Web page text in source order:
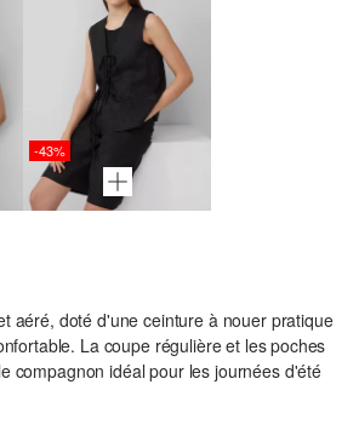
-43%
aéré, doté d'une ceinture à nouer pratique
La coupe régulière et les poches
compagnon idéal pour les journées d'été